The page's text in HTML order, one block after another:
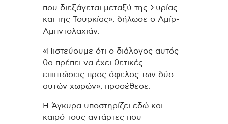
που διεξάγεται μεταξύ της Συρίας
και της Τουρκίας», δήλωσε ο Αμίρ-
Αμπντολαχιάν.
«Πιστεύουμε ότι ο διάλογος αυτός
θα πρέπει να έχει θετικές
επιπτώσεις προς όφελος των δύο
αυτών χωρών», προσέθεσε.
Η Άγκυρα υποστηρίζει εδώ και
καιρό τους αντάρτες που